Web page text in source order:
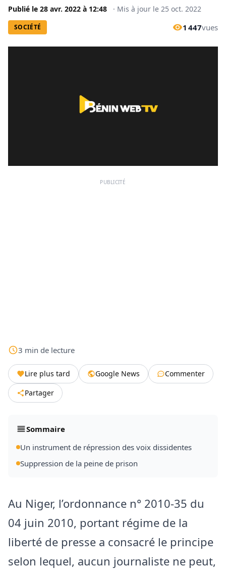
Publié le 28 avr. 2022 à 12:48 · Mis à jour le 25 oct. 2022
SOCIÉTÉ 1 447vues
PUBLICITÉ
3 min de lecture
Lire plus tard Google News
Commenter
Partager
Sommaire
Un instrument de répression des voix dissidentes
Suppression de la peine de prison
Au Niger, l’ordonnance n° 2010-35 du
04 juin 2010, portant régime de la
liberté de presse a consacré le principe
selon lequel, aucun journaliste ne peut,